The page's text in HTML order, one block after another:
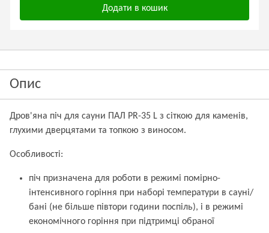
Додати в кошик
Опис
Дров'яна піч для сауни ПАЛ PR-35 L з сіткою для каменів,
глухими дверцятами та топкою з виносом.
Особливості:
піч призначена для роботи в режимі помірно-
інтенсивного горіння при наборі температури в сауні/
бані (не більше півтори години поспіль), і в режимі
економічного горіння при підтримці обраної